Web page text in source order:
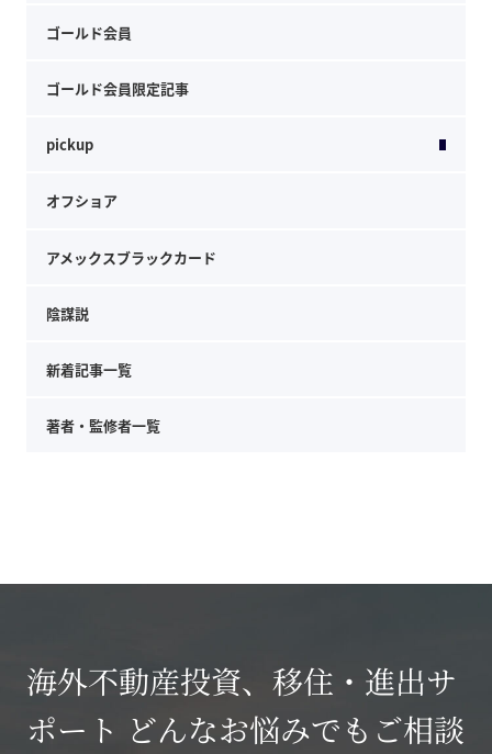
ゴールド会員
ゴールド会員限定記事
pickup
オフショア
アメックスブラックカード
陰謀説
新着記事一覧
著者・監修者一覧
海外不動産投資、移住・進出サ
ポート どんなお悩みでもご相談